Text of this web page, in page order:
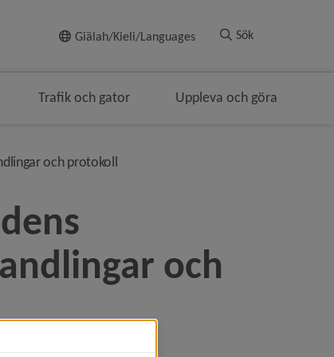
Giälah/Kieli/Languages Sök
Trafik och gator Uppleva och göra
och protokollnivå i brödsmulenavigeringen
och